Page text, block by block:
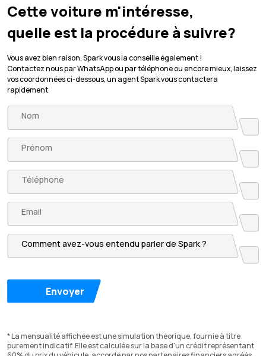
Cette voiture m'intéresse,
quelle est la procédure à suivre?
Vous avez bien raison, Spark vous la conseille également !
Contactez nous par WhatsApp ou par téléphone ou encore mieux, laissez
vos coordonnées ci-dessous, un agent Spark vous contactera
rapidement
Envoyer
* La mensualité affichée est une simulation théorique, fournie à titre
purement indicatif. Elle est calculée sur la base d'un crédit représentant